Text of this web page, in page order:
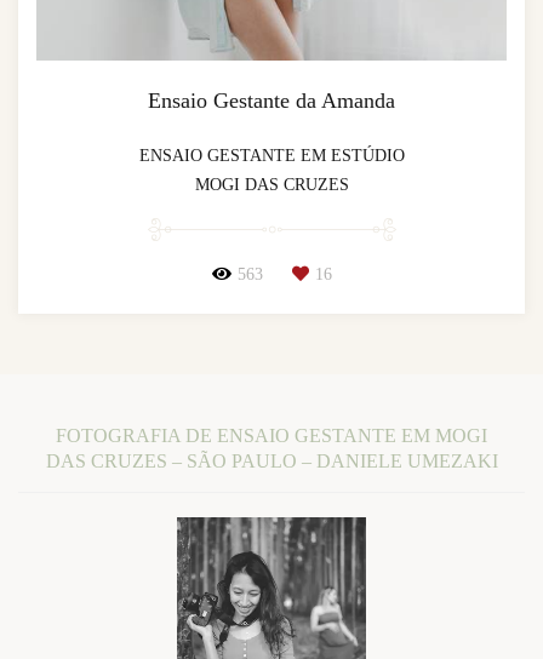
Ensaio Gestante da Amanda
ENSAIO GESTANTE EM ESTÚDIO
MOGI DAS CRUZES
563 16
FOTOGRAFIA DE ENSAIO GESTANTE EM MOGI
DAS CRUZES – SÃO PAULO – DANIELE UMEZAKI